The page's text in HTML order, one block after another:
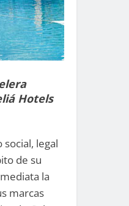
Hotels
legal
de su
la
marcas